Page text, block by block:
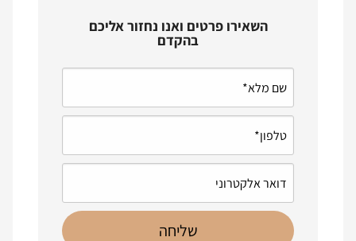
השאירו פרטים ואנו נחזור אליכם
בהקדם